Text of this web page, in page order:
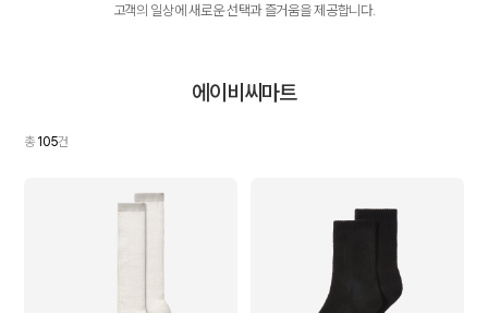
고객의 일상에 새로운 선택과 즐거움을 제공합니다.
에이비씨마트
총 105건